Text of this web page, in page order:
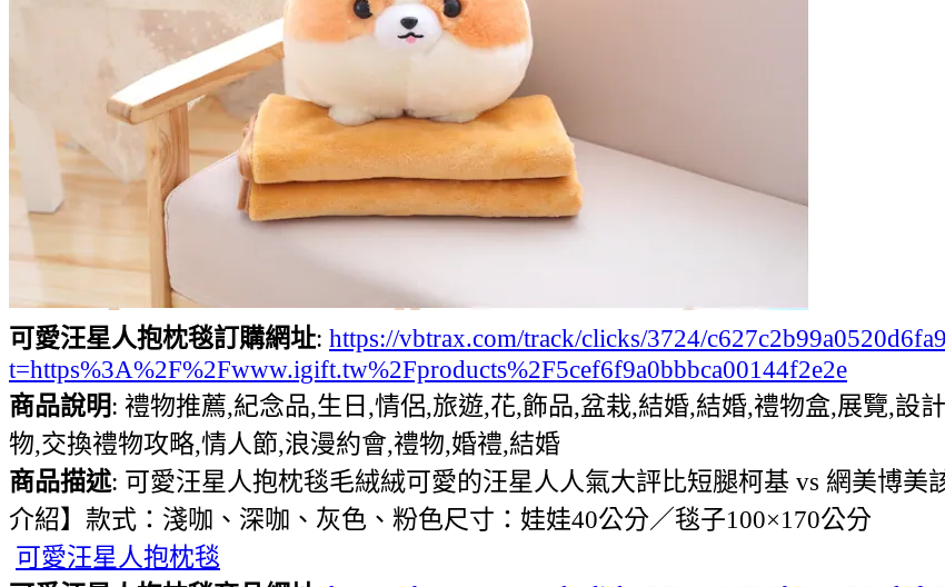
可愛汪星人抱枕毯訂購網址: https://vbtrax.com/track/clicks/3724/
t=https%3A%2F%2Fwww.igift.tw%2Fproducts%2F5cef6f9a0bbbca00144f2e2e
商品說明: 禮物推薦,紀念品,生日,情侶,旅遊,花,飾品,盆栽,結婚,結婚,禮物盒,展覽,設
物,交換禮物攻略,情人節,浪漫約會,禮物,婚禮,結婚
商品描述: 可愛汪星人抱枕毯毛絨絨可愛的汪星人人氣大評比短腿柯基 vs 網美博
介紹】款式：淺咖、深咖、灰色、粉色尺寸：娃娃40公分／毯子100×170公分
可愛汪星人抱枕毯